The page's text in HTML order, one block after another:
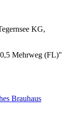
KG,
Mehrweg (FL)"
Brauhaus